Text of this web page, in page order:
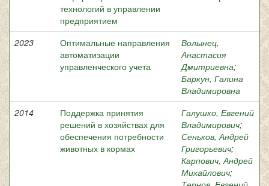
технологий в управлении
предприятием
2023
Оптимальные направления
автоматизации
управленческого учета
Волынец,
Анастасия
Дмитриевна;
Баркун, Галина
Владимировна
2014
Поддержка принятия
решений в хозяйствах для
обеспечения потребности
животных в кормах
Галушко, Евгений
Владимирович;
Сеньков, Андрей
Григорьевич;
Карпович, Андрей
Михайлович;